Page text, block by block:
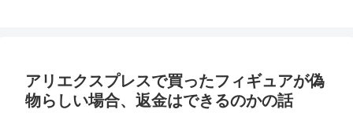
アリエクスプレスで買ったフィギュアが偽
物らしい場合、返金はできるのかの話